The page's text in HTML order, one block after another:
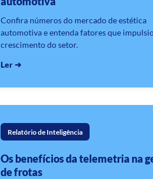
Confira números do mercado de estética
automotiva e entenda fatores que
crescimento do setor.
Ler ➜
Relatório de Inteligência
Os benefícios da telemetria na
de frotas